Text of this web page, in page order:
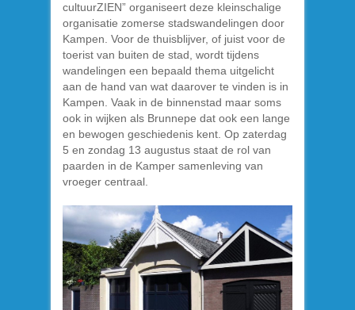
cultuurZIEN” organiseert deze kleinschalige
organisatie zomerse stadswandelingen door
Kampen. Voor de thuisblijver, of juist voor de
toerist van buiten de stad, wordt tijdens
wandelingen een bepaald thema uitgelicht
aan de hand van wat daarover te vinden is in
Kampen. Vaak in de binnenstad maar soms
ook in wijken als Brunnepe dat ook een lange
en bewogen geschiedenis kent. Op zaterdag
5 en zondag 13 augustus staat de rol van
paarden in de Kamper samenleving van
vroeger centraal.